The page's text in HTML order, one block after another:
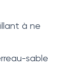
à ne
sable